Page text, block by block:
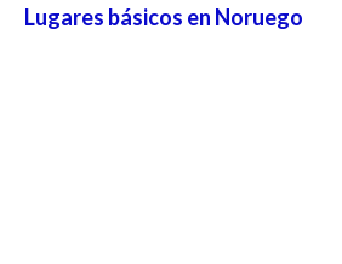
Lugares básicos en Noruego